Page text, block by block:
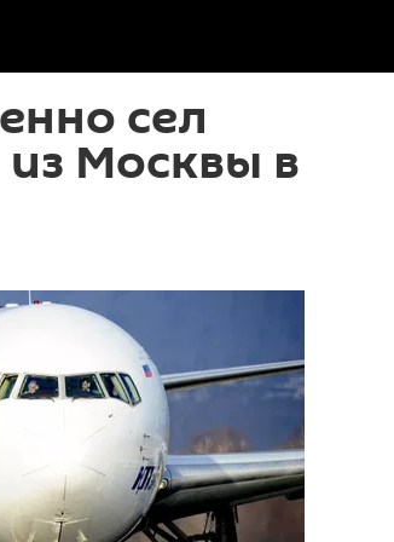
сел
Москвы в